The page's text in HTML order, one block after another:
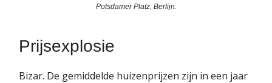
Potsdamer Platz, Berlijn.
Prijsexplosie
Bizar. De gemiddelde huizenprijzen zijn in een jaar